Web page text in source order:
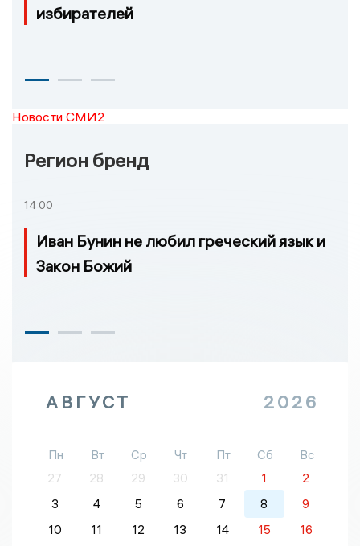
избирателей
Новости СМИ2
Регион бренд
14:00
Иван Бунин не любил греческий язык и
Закон Божий
АВГУСТ 2026
Пн Вт Ср Чт Пт Сб
Вс
27
28 29 30 31 1
2
3
4 5 6 7 8
9
10
11 12 13 14 15 16